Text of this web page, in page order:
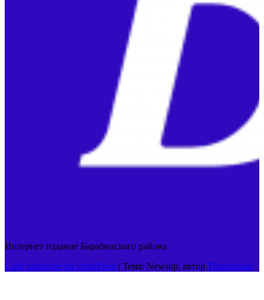
Интернет издание Барабинского района
Сайт работает на WordPress | Тема: Newsup, автор Themeansar